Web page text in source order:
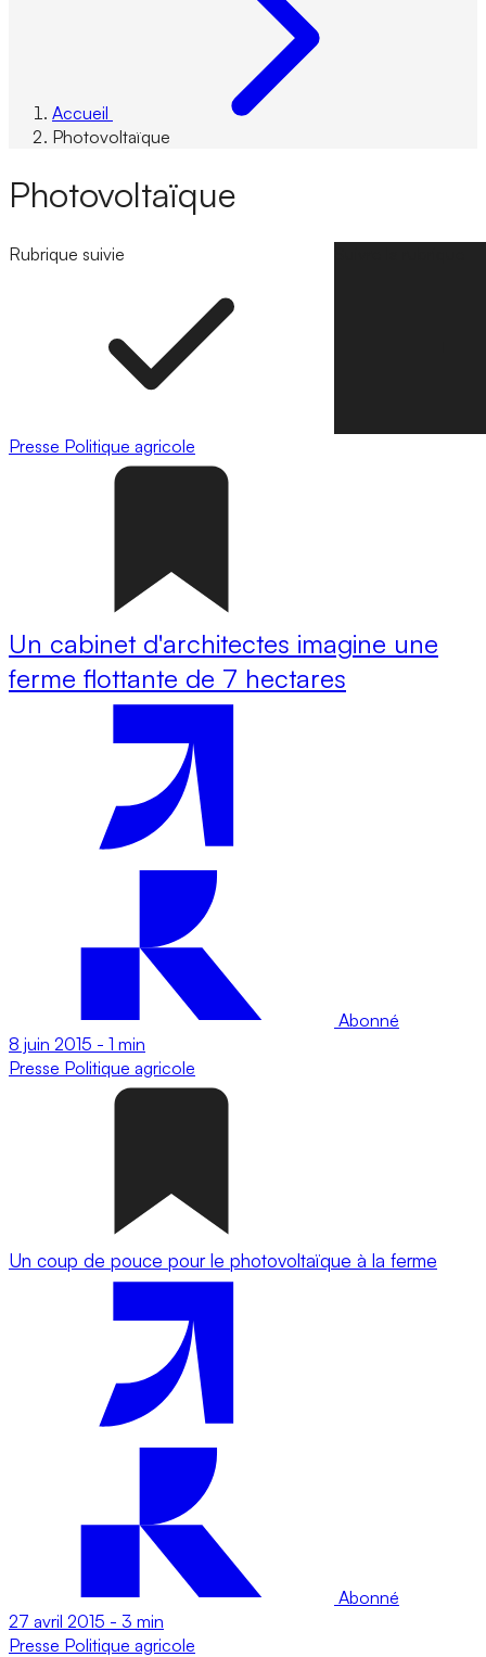
Accueil
Photovoltaïque
Photovoltaïque
Rubrique suivie
Presse Politique agricole
Un cabinet d'architectes imagine une
ferme flottante de 7 hectares
Abonné
8 juin 2015 - 1 min
Presse Politique agricole
Un coup de pouce pour le photovoltaïque à la ferme
Abonné
27 avril 2015 - 3 min
Presse Politique agricole